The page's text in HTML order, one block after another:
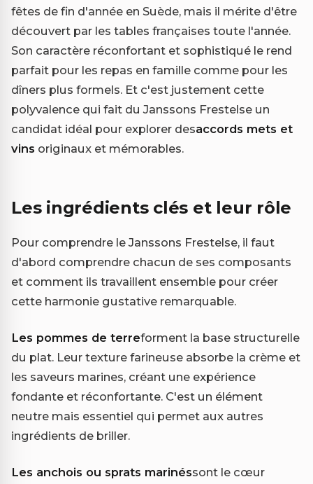
fêtes de fin d'année en Suède, mais il mérite d'être
découvert par les tables françaises toute l'année.
Son caractère réconfortant et sophistiqué le rend
parfait pour les repas en famille comme pour les
dîners plus formels. Et c'est justement cette
polyvalence qui fait du Janssons Frestelse un
candidat idéal pour explorer desaccords mets et
vins originaux et mémorables.
Les ingrédients clés et leur rôle
Pour comprendre le Janssons Frestelse, il faut
d'abord comprendre chacun de ses composants
et comment ils travaillent ensemble pour créer
cette harmonie gustative remarquable.
Les pommes de terreforment la base structurelle
du plat. Leur texture farineuse absorbe la crème et
les saveurs marines, créant une expérience
fondante et réconfortante. C'est un élément
neutre mais essentiel qui permet aux autres
ingrédients de briller.
Les anchois ou sprats marinéssont le cœur